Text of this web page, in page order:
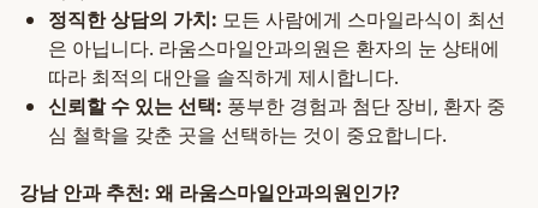
정직한 상담의 가치: 모든 사람에게 스마일라식이 최선
은 아닙니다. 라움스마일안과의원은 환자의 눈 상태에
따라 최적의 대안을 솔직하게 제시합니다.
신뢰할 수 있는 선택: 풍부한 경험과 첨단 장비, 환자 중
심 철학을 갖춘 곳을 선택하는 것이 중요합니다.
강남 안과 추천: 왜 라움스마일안과의원인가?